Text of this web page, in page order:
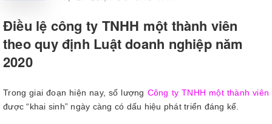
Điều lệ công ty TNHH một thành viên
theo quy định Luật doanh nghiệp năm
2020
Trong giai đoạn hiện nay, số lượng Công ty TNHH một thành viên
được “khai sinh” ngày càng có dấu hiệu phát triển đáng kể.